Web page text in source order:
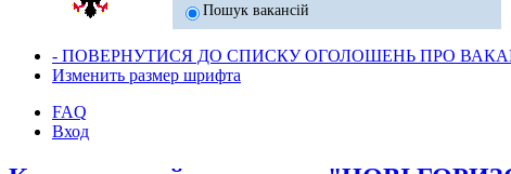
Пошук вакансій
- ПОВЕРНУТИСЯ ДО СПИСКУ ОГОЛОШЕНЬ ПРО
Изменить размер шрифта
FAQ
Вход